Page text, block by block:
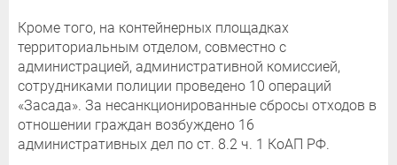
Кроме того, на контейнерных площадках
территориальным отделом, совместно с
администрацией, административной комиссией,
сотрудниками полиции проведено 10 операций
«Засада». За несанкционированные сбросы отходов в
отношении граждан возбуждено 16
административных дел по ст. 8.2 ч. 1 КоАП РФ.